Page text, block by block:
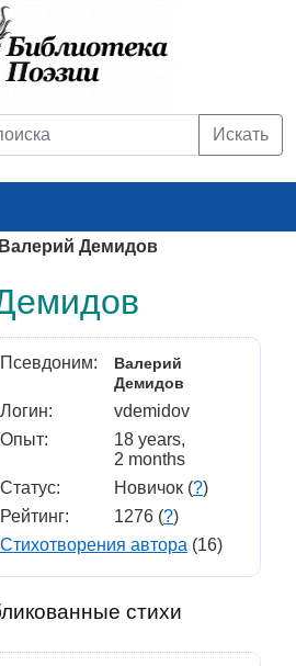
Искать
Валерий Демидов
Псевдоним:
Валерий
Демидов
Логин:
vdemidov
Опыт:
18 years,
2 months
Статус:
Новичок (?)
Рейтинг:
1276 (?)
Стихотворения автора (16)
стихи